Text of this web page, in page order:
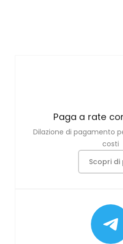
Paga a rate
Dilazione di pagamento
costi
Scopri di